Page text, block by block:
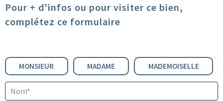
Pour + d'infos ou pour visiter ce bien,
complétez ce formulaire
Civilité :MONSIEUR MADAME MADEMOISELLE
Nom* :